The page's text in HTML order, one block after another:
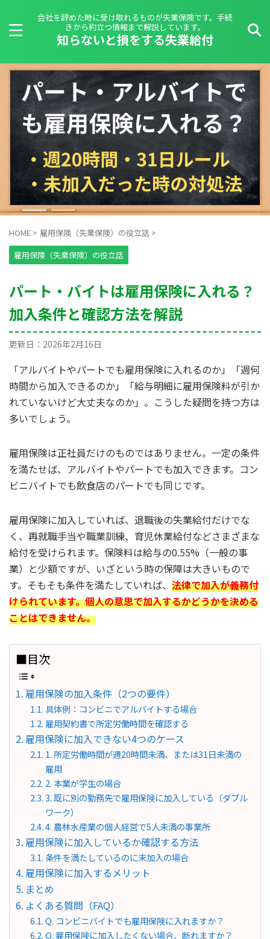
会社を辞めた時に受け取れるものが失業保険です。手続
きから約立つ情報まで解説しています。
知らないと損をする失業給付
HOME > 雇用保険（失業保険）の役立話 >
雇用保険（失業保険）の役立話
パート・バイトは雇用保険に入れる？
加入条件と確認方法を解説
更新日： 2026年2月16日
「アルバイトやパートでも雇用保険に入れるのか」「週何
時間から加入できるのか」「給与明細に雇用保険料が引か
れていないけど大丈夫なのか」。こうした疑問を持つ方は
多いでしょう。
雇用保険は正社員だけのものではありません。一定の条件
を満たせば、アルバイトやパートでも加入できます。コン
ビニバイトでも飲食店のパートでも同じです。
雇用保険に加入していれば、退職後の失業給付だけでな
く、再就職手当や職業訓練、育児休業給付などさまざまな
給付を受けられます。保険料は給与の0.55%（一般の事
業）と少額ですが、いざという時の保障は大きいもので
す。そもそも条件を満たしていれば、 法律で加入が義務付
けられています。個人の意思で加入するかどうかを決める
ことはできません。
■目次
雇用保険の加入条件（2つの要件）
具体例：コンビニでアルバイトする場合
雇用契約書で所定労働時間を確認する
雇用保険に加入できない4つのケース
1. 所定労働時間が週20時間未満、または31日未満の
雇用
2. 本業が学生の場合
3. 既に別の勤務先で雇用保険に加入している（ダブル
ワーク）
4. 農林水産業の個人経営で5人未満の事業所
雇用保険に加入しているか確認する方法
条件を満たしているのに未加入の場合
雇用保険に加入するメリット
まとめ
よくある質問（FAQ）
Q. コンビニバイトでも雇用保険に入れますか？
Q. 雇用保険に加入したくない場合、断れますか？